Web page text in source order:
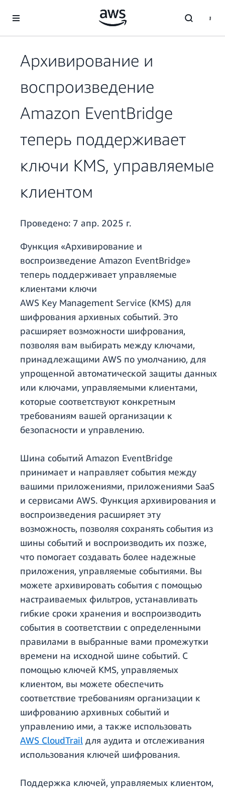
Перейти к главному контенту
Архивирование и
воспроизведение
Amazon EventBridge
теперь поддерживает
ключи KMS, управляемые
клиентом
Проведено: 7 апр. 2025 г.
Функция «Архивирование и
воспроизведение Amazon EventBridge»
теперь поддерживает управляемые
клиентами ключи
AWS Key Management Service (KMS) для
шифрования архивных событий. Это
расширяет возможности шифрования,
позволяя вам выбирать между ключами,
принадлежащими AWS по умолчанию, для
упрощенной автоматической защиты данных
или ключами, управляемыми клиентами,
которые соответствуют конкретным
требованиям вашей организации к
безопасности и управлению.
Шина событий Amazon EventBridge
принимает и направляет события между
вашими приложениями, приложениями SaaS
и сервисами AWS. Функция архивирования и
воспроизведения расширяет эту
возможность, позволяя сохранять события из
шины событий и воспроизводить их позже,
что помогает создавать более надежные
приложения, управляемые событиями. Вы
можете архивировать события с помощью
настраиваемых фильтров, устанавливать
гибкие сроки хранения и воспроизводить
события в соответствии с определенными
правилами в выбранные вами промежутки
времени на исходной шине событий. С
помощью ключей KMS, управляемых
клиентом, вы можете обеспечить
соответствие требованиям организации к
шифрованию архивных событий и
управлению ими, а также использовать
AWS CloudTrail для аудита и отслеживания
использования ключей шифрования.
Поддержка ключей, управляемых клиентом,